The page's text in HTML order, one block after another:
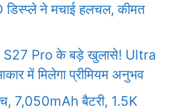
ने मचाई हलचल, कीमत
Pro के बड़े खुलासे! Ultra
में मिलेगा प्रीमियम अनुभव
7,050mAh बैटरी, 1.5K